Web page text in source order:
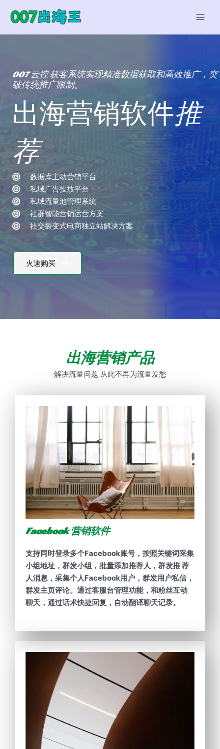
007 云控 获客系统实现精准数据获取和高效推广，突
破传统推广限制。
出海营销软件推
荐
数据库主动营销平台
私域广告投放平台
私域流量池管理系统
社群智能营销运营方案
社交裂变式电商独立站解决方案
火速购买
出海营销产品
解决流量问题 从此不再为流量发愁
Facebook 营销软件
支持同时登录多个Facebook账号，按照关键词采集
小组地址，群发小组，批量添加推荐人，群发推 荐
人消息，采集个人Facebook用户，群发用户私信，
群发主页评论。通过客服台管理功能，和粉丝互动
聊天，通过话术快捷回复，自动翻译聊天记录。